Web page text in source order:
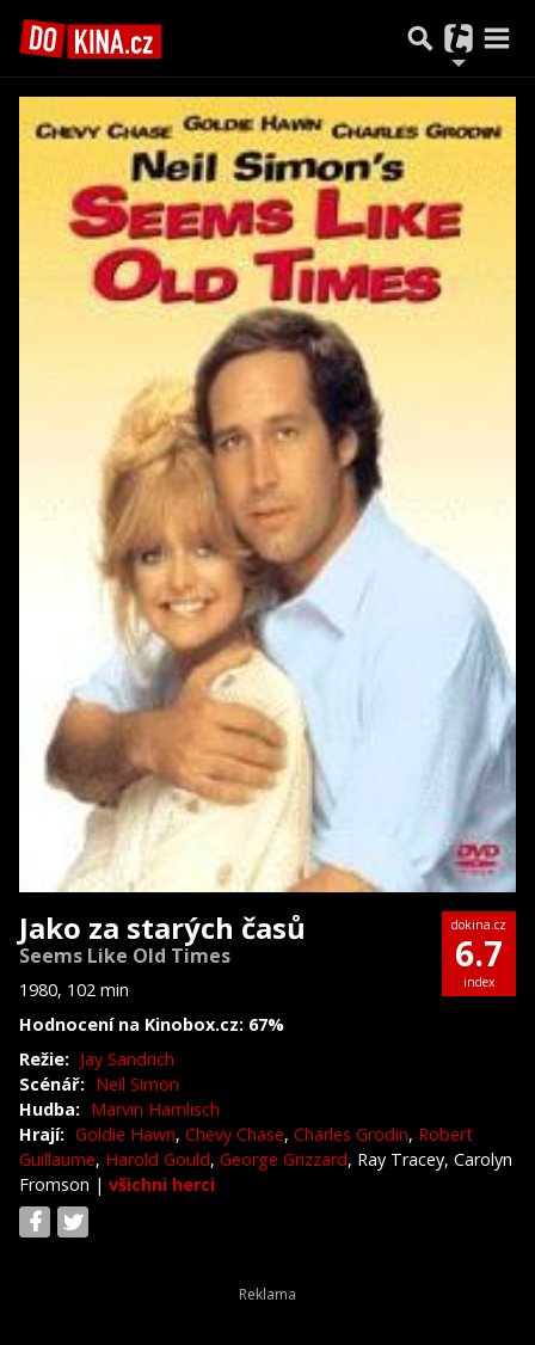
Jako za starých časů
Seems Like Old Times
1980, 102 min
Hodnocení na Kinobox.cz: 67%
dokina.cz
6.7
index
Režie: Jay Sandrich
Scénář: Neil Simon
Hudba: Marvin Hamlisch
Hrají: Goldie Hawn, Chevy Chase, Charles Grodin, Robert
Guillaume, Harold Gould, George Grizzard, Ray Tracey, Carolyn
Fromson | všichni herci